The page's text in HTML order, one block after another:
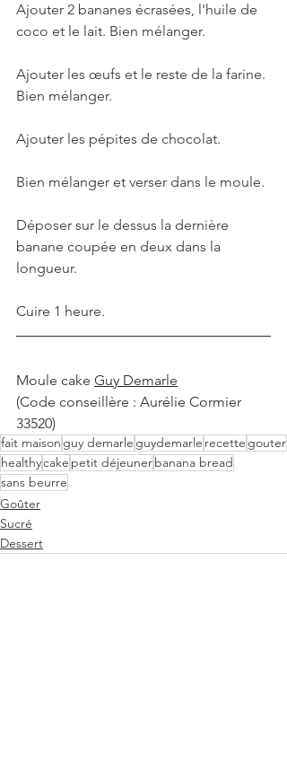
Ajouter 2 bananes écrasées, l'huile de
coco et le lait. Bien mélanger.
Ajouter les œufs et le reste de la farine.
Bien mélanger.
Ajouter les pépites de chocolat.
Bien mélanger et verser dans le moule.
Déposer sur le dessus la dernière
banane coupée en deux dans la
longueur.
Cuire 1 heure.
Moule cake Guy Demarle
(Code conseillère : Aurélie Cormier
33520)
fait maison guy demarle guydemarle recette gouter
healthycake petit déjeunerbanana bread
sans beurre
Goûter
Sucré
Dessert